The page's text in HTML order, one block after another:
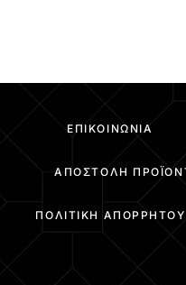
ΕΠΙΚΟΙΝΩΝΊΑ
ΑΠΟΣΤΟΛΉ
ΠΟΛΙΤΙΚΉ ΑΠΟΡΡΉΤΟΥ